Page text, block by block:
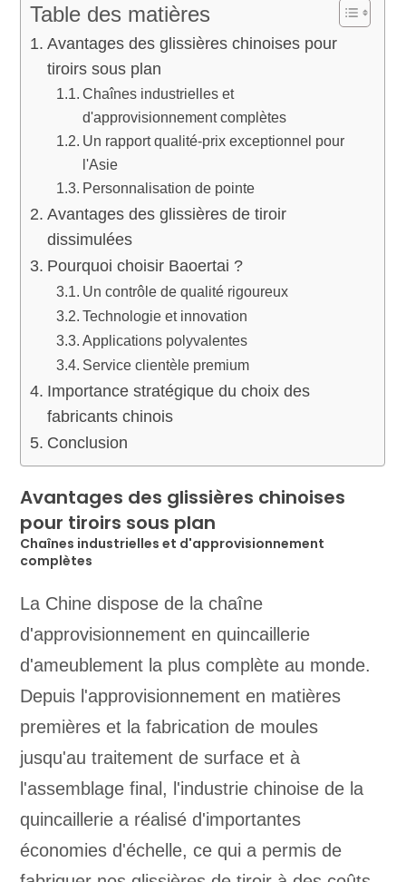
Table des matières
Avantages des glissières chinoises pour
tiroirs sous plan
Chaînes industrielles et
d'approvisionnement complètes
Un rapport qualité-prix exceptionnel pour
l'Asie
Personnalisation de pointe
Avantages des glissières de tiroir
dissimulées
Pourquoi choisir Baoertai ?
Un contrôle de qualité rigoureux
Technologie et innovation
Applications polyvalentes
Service clientèle premium
Importance stratégique du choix des
fabricants chinois
Conclusion
Avantages des glissières chinoises
pour tiroirs sous plan
Chaînes industrielles et d'approvisionnement
complètes
La Chine dispose de la chaîne
d'approvisionnement en quincaillerie
d'ameublement la plus complète au monde.
Depuis l'approvisionnement en matières
premières et la fabrication de moules
jusqu'au traitement de surface et à
l'assemblage final, l'industrie chinoise de la
quincaillerie a réalisé d'importantes
économies d'échelle, ce qui a permis de